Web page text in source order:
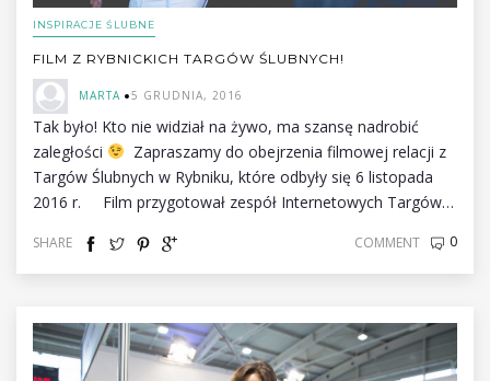
INSPIRACJE ŚLUBNE
FILM Z RYBNICKICH TARGÓW ŚLUBNYCH!
MARTA 5 GRUDNIA, 2016
Tak było! Kto nie widział na żywo, ma szansę nadrobić
zaległości
Zapraszamy do obejrzenia filmowej relacji z
Targów Ślubnych w Rybniku, które odbyły się 6 listopada
2016 r. Film przygotował zespół Internetowych Targów…
SHARE COMMENT 0